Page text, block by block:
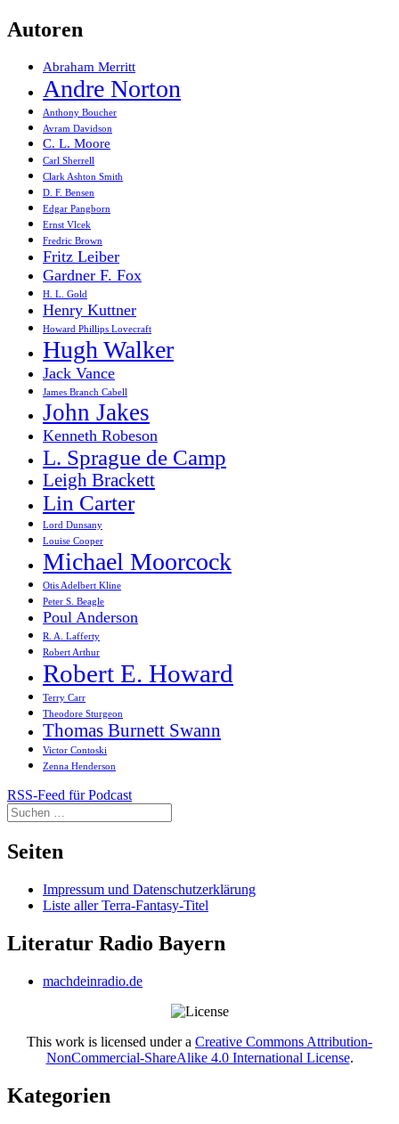
Autoren
Abraham Merritt
Andre Norton
Anthony Boucher
Avram Davidson
C. L. Moore
Carl Sherrell
Clark Ashton Smith
D. F. Bensen
Edgar Pangborn
Ernst Vlcek
Fredric Brown
Fritz Leiber
Gardner F. Fox
H. L. Gold
Henry Kuttner
Howard Phillips Lovecraft
Hugh Walker
Jack Vance
James Branch Cabell
John Jakes
Kenneth Robeson
L. Sprague de Camp
Leigh Brackett
Lin Carter
Lord Dunsany
Louise Cooper
Michael Moorcock
Otis Adelbert Kline
Peter S. Beagle
Poul Anderson
R. A. Lafferty
Robert Arthur
Robert E. Howard
Terry Carr
Theodore Sturgeon
Thomas Burnett Swann
Victor Contoski
Zenna Henderson
RSS-Feed für Podcast
Suchen
nach:
Seiten
Impressum und Datenschutzerklärung
Liste aller Terra-Fantasy-Titel
Literatur Radio Bayern
machdeinradio.de
This work is licensed under a Creative Commons Attribution-
NonCommercial-ShareAlike 4.0 International License.
Kategorien